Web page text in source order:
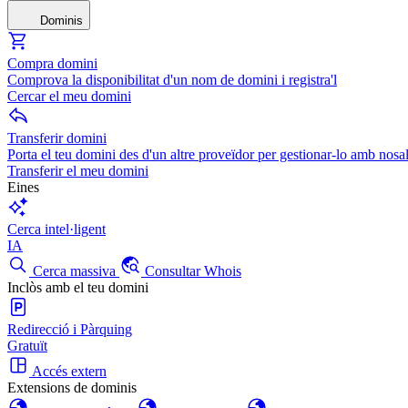
Dominis
Compra domini
Comprova la disponibilitat d'un nom de domini i registra'l
Cercar el meu domini
Transferir domini
Porta el teu domini des d'un altre proveïdor per gestionar-lo amb
Transferir el meu domini
Eines
Cerca intel·ligent
IA
Cerca massiva
Consultar Whois
Inclòs amb el teu domini
Redirecció i Pàrquing
Gratuït
Accés extern
Extensions de dominis